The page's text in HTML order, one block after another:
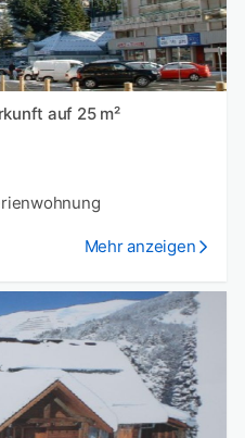
auf 25 m²
Mehr anzeigen